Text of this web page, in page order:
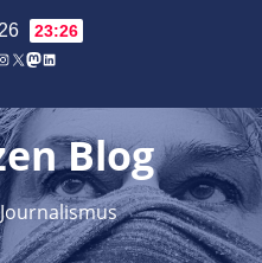
23:26
X Mastodon
LinkedIn
Blog